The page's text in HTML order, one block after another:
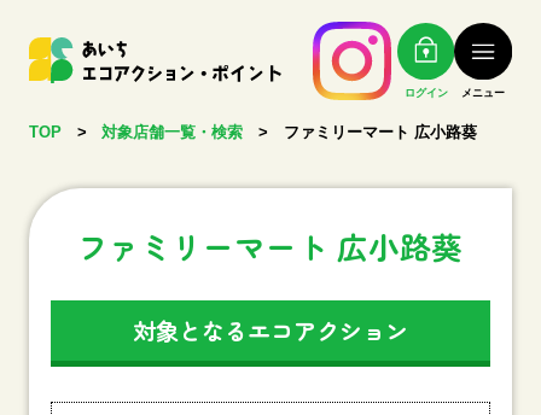
ログイン メニュー
TOP > 対象店舗一覧・検索 > ファミリーマート 広小路葵
ファミリーマート 広小路葵
対象となるエコアクション